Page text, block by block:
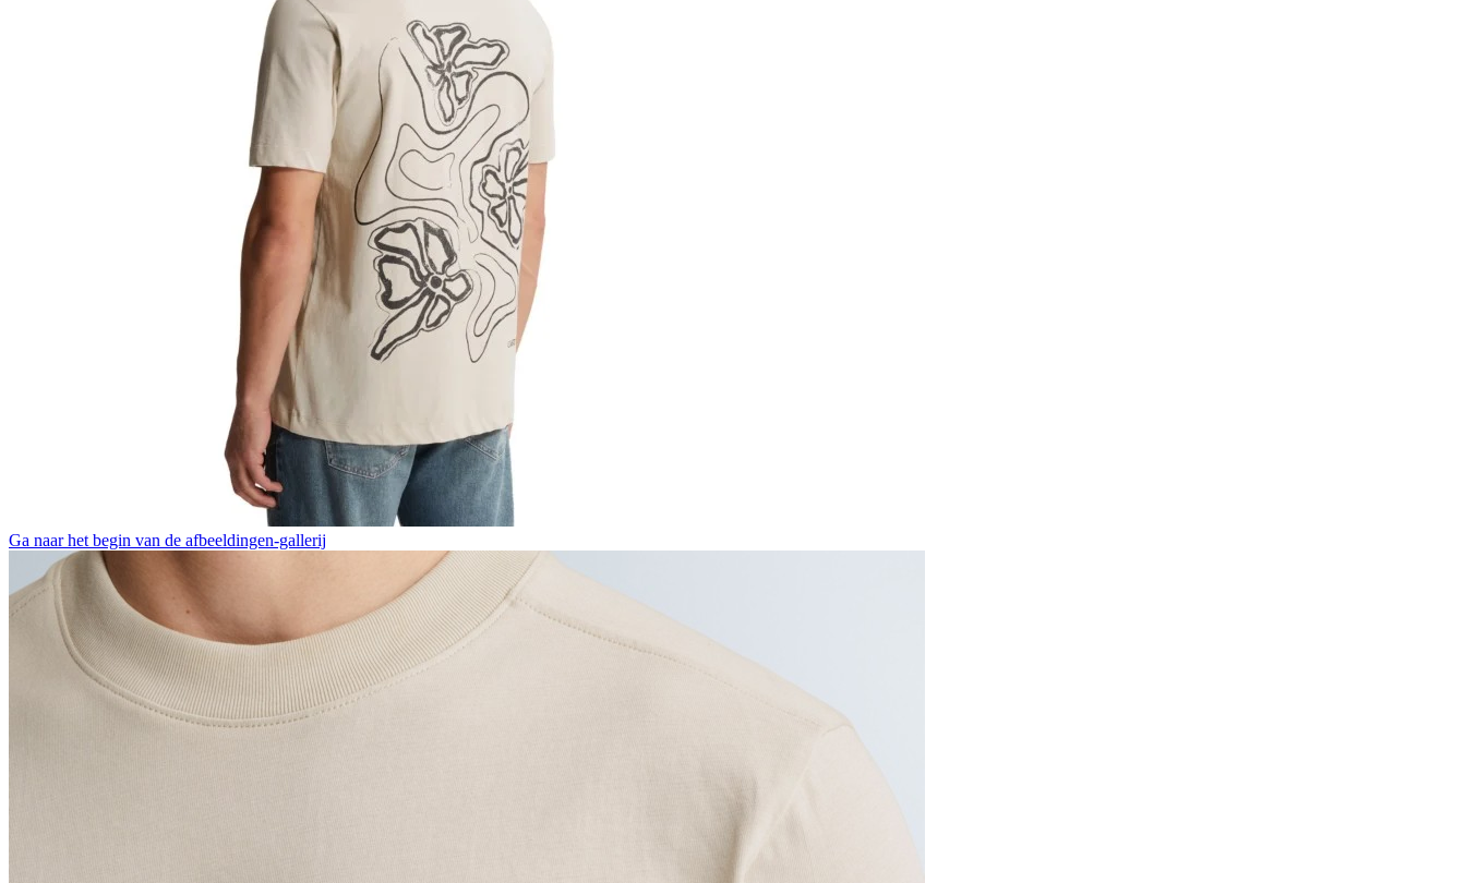
Ga naar het begin van de afbeeldingen-gallerij